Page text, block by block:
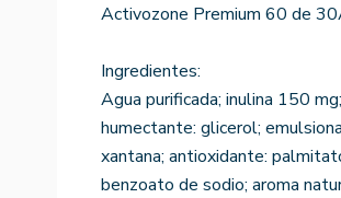
Activozone Premium 60 de
Ingredientes:
Agua purificada; inulina 150
humectante: glicerol;
xantana; antioxidante:
benzoato de sodio; aroma